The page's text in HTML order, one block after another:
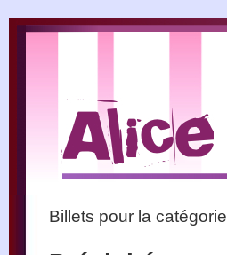
Billets pour la catégorie